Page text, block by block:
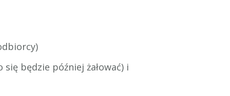
będzie później żałować) i